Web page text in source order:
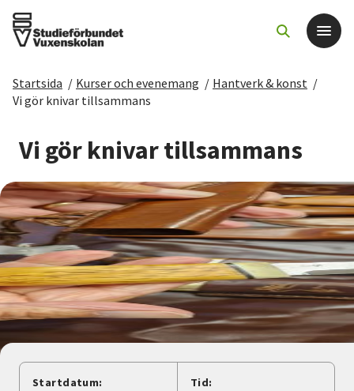
Det här gör vi
För dig som
Sök kurser och evenemang
Om SV
Starta studiecirkel
Cirkelledare
Nyheter
Startsida / Kurser och evenemang / Hantverk & konst /
Vi gör knivar tillsammans
Vi gör knivar tillsammans
Startdatum: Tid: